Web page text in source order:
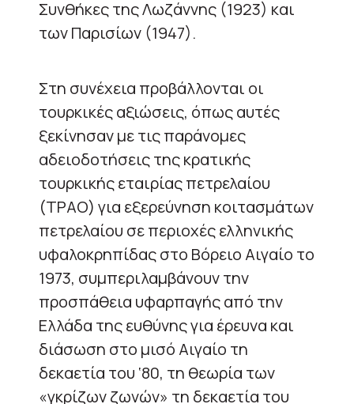
Συνθήκες της Λωζάννης (1923) και
των Παρισίων (1947).
Στη συνέχεια προβάλλονται οι
τουρκικές αξιώσεις, όπως αυτές
ξεκίνησαν με τις παράνομες
αδειοδοτήσεις της κρατικής
τουρκικής εταιρίας πετρελαίου
(ΤΡΑΟ) για εξερεύνηση κοιτασμάτων
πετρελαίου σε περιοχές ελληνικής
υφαλοκρηπίδας στο Βόρειο Αιγαίο το
1973, συμπεριλαμβάνουν την
προσπάθεια υφαρπαγής από την
Ελλάδα της ευθύνης για έρευνα και
διάσωση στο μισό Αιγαίο τη
δεκαετία του ‘80, τη θεωρία των
«γκρίζων ζωνών» τη δεκαετία του